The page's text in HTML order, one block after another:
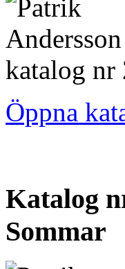
Öppna
Katalog
Sommar